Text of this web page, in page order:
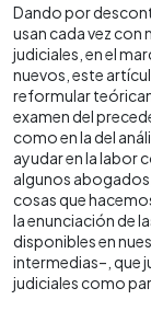
Dando por
usan cada vez con
judiciales, en el
nuevos, este
reformular
examen del
como en la del
ayudar en la labor
algunos
cosas que
la enunciación de
disponibles en
intermedias–, que
judiciales como